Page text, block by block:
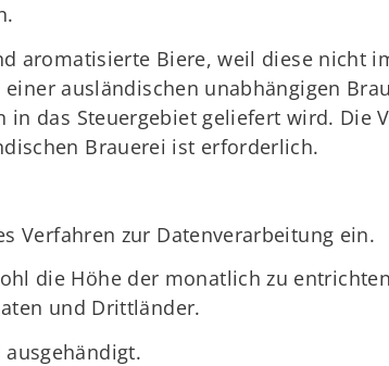
aromatisierte Biere, weil diese nicht
ausländischen unabhängigen
das Steuergebiet geliefert wird. Die
Brauerei ist erforderlich.
Verfahren zur Datenverarbeitung ein.
die Höhe der monatlich zu
und Drittländer.